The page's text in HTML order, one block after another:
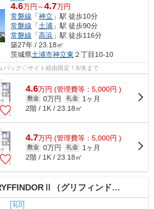
4.6万円～4.7万円
常磐線 「神立 」駅 徒歩10分
常磐線 「土浦 」駅 徒歩90分
常磐線 「高浜 」駅 徒歩116分
築27年 / 23.18㎡
茨城県土浦市神立東 ２丁目10-10
ック◇サイト経由限定！8/末まで
4.6万円 (管理費等：5,000円 )
敷金 0万円 礼金
1ヶ月
2階 / 1K / 23.18㎡
4.7万円 (管理費等：5,000円 )
敷金 0万円 礼金
1ヶ月
2階 / 1K / 23.18㎡
（グリフィンドール）
礼0